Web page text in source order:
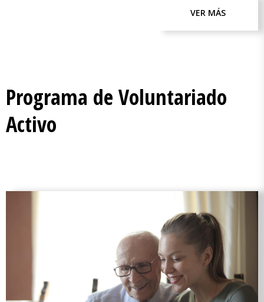
VER MÁS
Programa de Voluntariado
Activo